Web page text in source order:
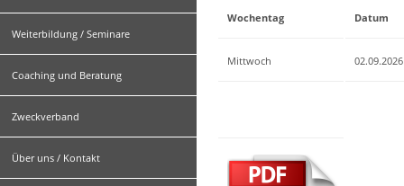
Weiterbildung / Seminare
Coaching und Beratung
Zweckverband
Über uns / Kontakt
Wochentag Datum
Mittwoch 02.09.2026